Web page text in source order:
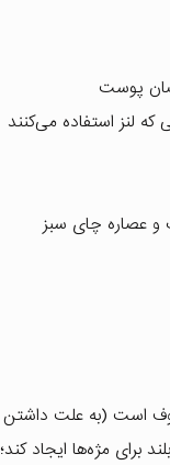
پوست
لنز استفاده می‌کنند
و عصاره چای سبز
است (به علت داشتن
برای مژه‌ها ایجاد